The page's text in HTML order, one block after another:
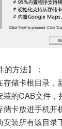
的方法】：
存储卡根目录，
装的CAB文件
卡放进手机开
安装所有该目录